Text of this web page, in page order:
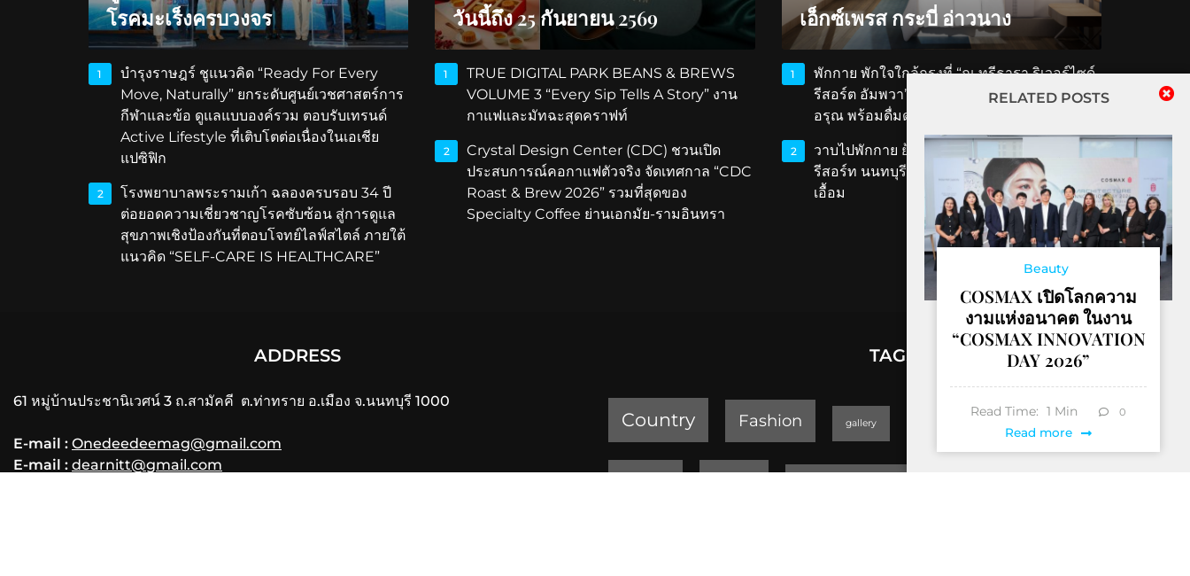
RELATED POSTS
Beauty
COSMAX เปิดโลกความ
งามแห่งอนาคต ในงาน
“COSMAX INNOVATION
DAY 2026”
Read Time: 1 Min 0
Read more
โรคมะเร็งครบวงจร
1
บำรุงราษฎร์ ชูแนวคิด “Ready For Every
Move, Naturally” ยกระดับศูนย์เวชศาสตร์การ
กีฬาและข้อ ดูแลแบบองค์รวม ตอบรับเทรนด์
Active Lifestyle ที่เติบโตต่อเนื่องในเอเชีย
แปซิฟิก
2
โรงพยาบาลพระรามเก้า ฉลองครบรอบ 34 ปี
ต่อยอดความเชี่ยวชาญโรคซับซ้อน สู่การดูแล
สุขภาพเชิงป้องกันที่ตอบโจทย์ไลฟ์สไตล์ ภายใต้
แนวคิด “SELF-CARE IS HEALTHCARE”
วันนี้ถึง 25 กันยายน 2569
1
TRUE DIGITAL PARK BEANS & BREWS
VOLUME 3 “Every Sip Tells A Story” งาน
กาแฟและมัทฉะสุดคราฟท์
2
Crystal Design Center (CDC) ชวนเปิด
ประสบการณ์คอกาแฟตัวจริง จัดเทศกาล “CDC
Roast & Brew 2026” รวมที่สุดของ
Specialty Coffee ย่านเอกมัย-รามอินทรา
เอ็กซ์เพรส กระบี่ อ่าวนาง
1
พักกาย พักใจใกล้กรุงที่ “ณ ทรีธารา ริเวอร์ไซด์
รีสอร์ต อัมพวา” สัมผัสวิถีริมน้ำ ตักบาตรรับ
อรุณ พร้อมดื่มด่ำเสน่ห์สมุทรสงคราม
2
วาบไปพักกาย ย้อนเวลาไปพักใจที่ ‘ทับขวัญ
รีสอร์ท นนทบุรี’ เสน่ห์เรือนไทยโบราณใกล้แค่
เอื้อม
ADDRESS
61 หมู่บ้านประชานิเวศน์ 3 ถ.สามัคคี ต.ท่าทราย อ.เมือง จ.นนทบุรี 1000
E-mail : Onedeedeemag@gmail.com
E-mail : dearnitt@gmail.com
TAGS
Country Fashion gallery lifestyle